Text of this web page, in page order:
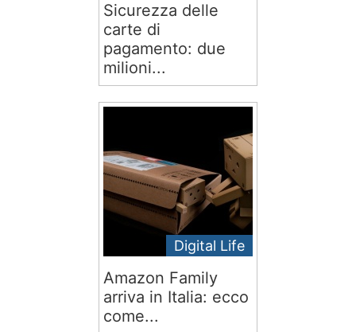
Sicurezza delle
carte di
pagamento: due
milioni...
Digital Life
Amazon Family
arriva in Italia: ecco
come...